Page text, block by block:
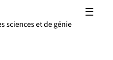
sciences et de génie